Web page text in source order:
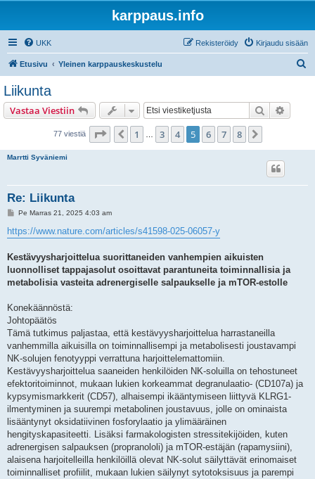
karppaus.info
UKK Kirjaudu sisään
Rekisteröidy
Etusivu Yleinen karppauskeskustelu
Liikunta
Vastaa Viestiin Etsi
77 viestiä Sivu /8
Edellinen
1 3 4 5 6 7 8
Marrtti Syväniemi
Re: Liikunta
V
e
s
i
Pe Marras 21, 2025 4:03 am
https://www.nature.com/articles/s41598-025-06057-y
Kestävyysharjoittelua suorittaneiden vanhempien aikuisten
luonnolliset tappajasolut osoittavat parantuneita toiminnallisia ja
metabolisia vasteita adrenergiselle salpaukselle ja mTOR-estolle
Konekäännöstä:
Johtopäätös
Tämä tutkimus paljastaa, että kestävyysharjoittelua harrastaneilla
vanhemmilla aikuisilla on toiminnallisempi ja metabolisesti joustavampi
NK-solujen fenotyyppi verrattuna harjoittelemattomiin.
Kestävyysharjoittelua saaneiden henkilöiden NK-soluilla on tehostuneet
efektoritoiminnot, mukaan lukien korkeammat degranulaatio- (CD107a) ja
kypsymismarkkerit (CD57), alhaisempi ikääntymiseen liittyvä KLRG1-
ilmentyminen ja suurempi metabolinen joustavuus, jolle on ominaista
lisääntynyt oksidatiivinen fosforylaatio ja ylimääräinen
hengityskapasiteetti. Lisäksi farmakologisten stressitekijöiden, kuten
adrenergisen salpauksen (propranololi) ja mTOR-estäjän (rapamysiini),
alaisena harjoitelleilla henkilöillä olevat NK-solut säilyttävät erinomaiset
toiminnalliset profiilit, mukaan lukien säilynyt sytotoksisuus ja parempi